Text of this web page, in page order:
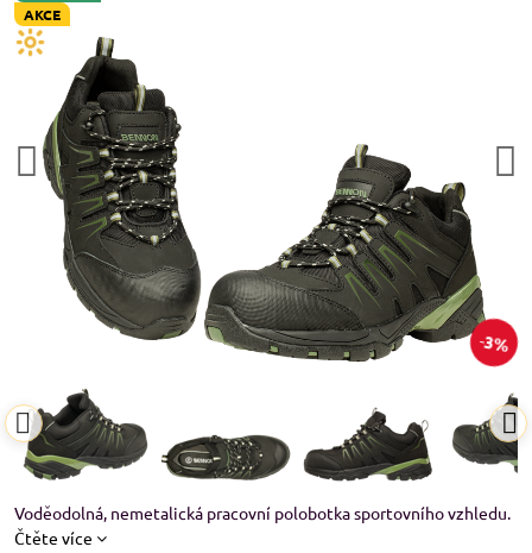
AKCE
3%
Voděodolná, nemetalická pracovní polobotka sportovního vzhledu.
Čtěte více